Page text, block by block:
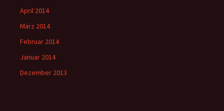
April 2014
März 2014
Februar 2014
Januar 2014
Dezember 2013